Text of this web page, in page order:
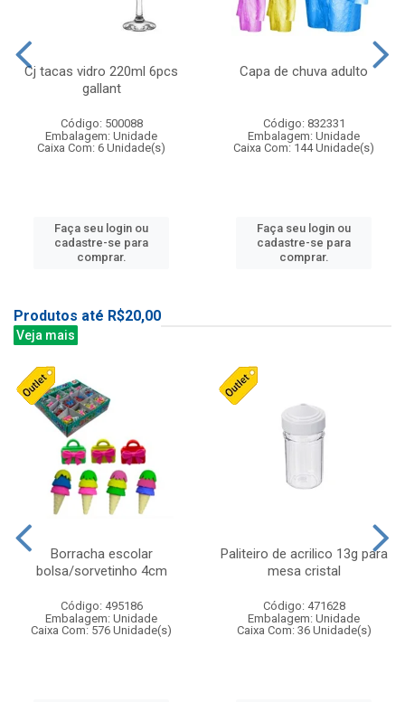
Cj tacas vidro 220ml 6pcs
gallant
Código: 500088
Embalagem: Unidade
Caixa Com: 6 Unidade(s)
Faça seu login ou
cadastre-se para
comprar.
Capa de chuva adulto
Código: 832331
Embalagem: Unidade
Caixa Com: 144 Unidade(s)
Faça seu login ou
cadastre-se para
comprar.
Produtos até R$20,00
Veja mais
Borracha escolar
bolsa/sorvetinho 4cm
Código: 495186
Embalagem: Unidade
Caixa Com: 576 Unidade(s)
Paliteiro de acrilico 13g para
mesa cristal
Código: 471628
Embalagem: Unidade
Caixa Com: 36 Unidade(s)